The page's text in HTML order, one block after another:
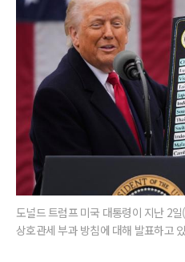
도널드 트럼프 미국 대통령이 지난 2
상호관세 부과 방침에 대해 발표하고